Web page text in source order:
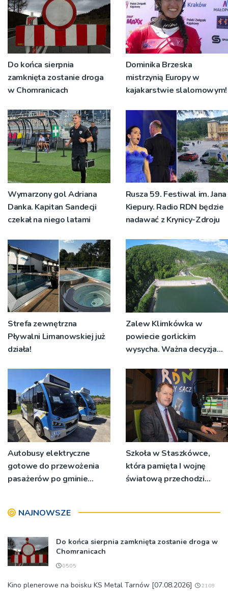
Do końca sierpnia
zamknięta zostanie droga
w Chomranicach
Dominika Brzeska
mistrzynią Europy w
kajakarstwie slalomowym!
Wymarzony gol Adriana
Danka. Kapitan Sandecji
czekał na niego latami
Rusza 59. Festiwal im. Jana
Kiepury. Radio RDN będzie
nadawać z Krynicy-Zdroju
Strefa zewnętrzna
Pływalni Limanowskiej już
działa!
Zalew Klimkówka w
powiecie gorlickim
wysycha. Ważna decyzja
Autobusy elektryczne
gotowe do przewożenia
pasażerów po gminie
Szkoła w Staszkówce,
która pamięta I wojnę
światową przechodzi
NAJNOWSZE
Do końca sierpnia zamknięta zostanie droga w
Chomranicach
05:05
Kino plenerowe na boisku KS Metal Tarnów [07.08.2026] 21:09